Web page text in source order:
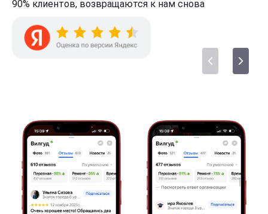
90% клиентов, возвращаются к нам снова